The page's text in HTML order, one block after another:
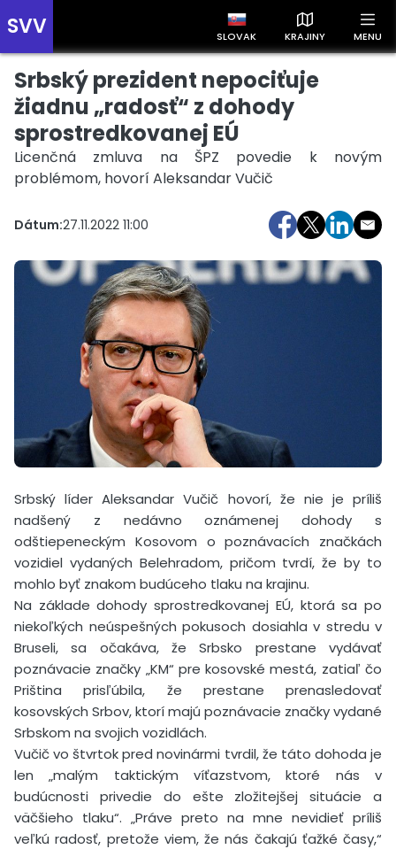
SVV SLOVAK KRAJINY MENU
Prehľad správ podľa krajín
Zobrazte si správy rozdelené podľa krajín a získajte rýchly
prehľad o dianí vo svete.
Srbský prezident nepociťuje
žiadnu „radosť“ z dohody
sprostredkovanej EÚ
Licenčná zmluva na ŠPZ povedie k novým
problémom, hovorí Aleksandar Vučič
Dátum:27.11.2022 11:00
Srbský líder Aleksandar Vučič hovorí, že nie je príliš
nadšený z nedávno oznámenej dohody s
odštiepeneckým Kosovom o poznávacích značkách
vozidiel vydaných Belehradom, pričom tvrdí, že by to
mohlo byť znakom budúceho tlaku na krajinu.
Na základe dohody sprostredkovanej EÚ, ktorá sa po
niekoľkých neúspešných pokusoch dosiahla v stredu v
Bruseli, sa očakáva, že Srbsko prestane vydávať
poznávacie značky „KM“ pre kosovské mestá, zatiaľ čo
Priština prisľúbila, že prestane prenasledovať
kosovských Srbov, ktorí majú poznávacie značky vydané
Srbskom na svojich vozidlách.
Vučič vo štvrtok pred novinármi tvrdil, že táto dohoda je
len „malým taktickým víťazstvom, ktoré nás v
budúcnosti privedie do ešte zložitejšej situácie a
väčšieho tlaku“. „Práve preto na mne nevidieť príliš
veľkú radosť, pretože viem, že nás čakajú ťažké časy,“